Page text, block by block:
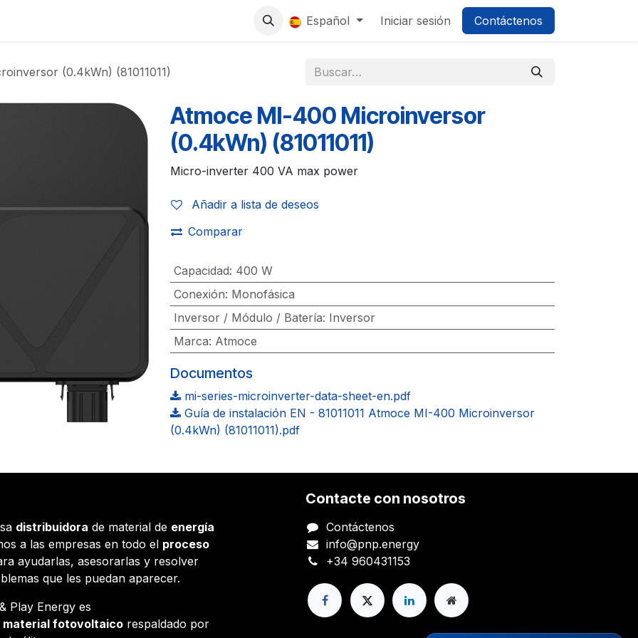
0 Español Iniciar sesión Contáctenos
(0.4kWn) (81011011)
Atmoce MI-400 Microinversor
(0.4kWn) (81011011)
Micro-inverter 400 VA max power
Añadir a lista de deseos
Comparar
Capacidad: 400 W
Conexión: Monofásica
Inversor / Módulo / Batería: Inversor
Marca: Atmoce
Documentos
mi-series-microinverter-data-sheet-en.pdf
Guía de instalación EN - 81011011 Atmoce MI-400 Microinversor
(0.4kWn) (81011011).pdf
distribuidora de material de energía
a las empresas en todo el proceso
ayudarlas, asesorarlas y resolver
que les puedan aparecer.
Play Energy es
material fotovoltaico respaldado por
Contacte con nosotros
Contáctenos
info@pnp.energy
+34 960431153